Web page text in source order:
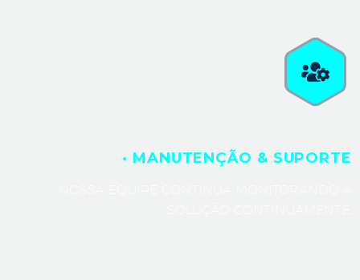
· MANUTENÇÃO & SUPORTE